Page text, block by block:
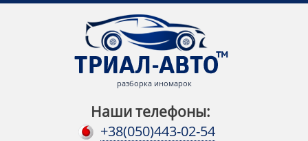
разборка иномарок
Наши телефоны:
+38(050)443-02-54